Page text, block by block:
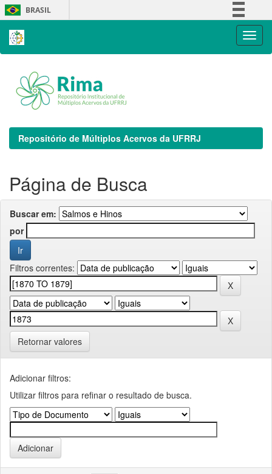
Skip
navigation
BRASIL
Repositório de Múltiplos Acervos da UFRRJ
Página de Busca
Buscar em:
por
Filtros correntes:
Retornar valores
Adicionar filtros:
Utilizar filtros para refinar o resultado de busca.